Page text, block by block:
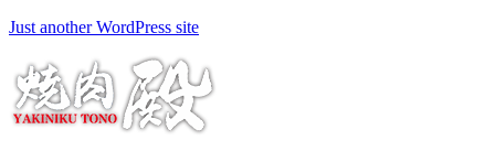
Just another WordPress site